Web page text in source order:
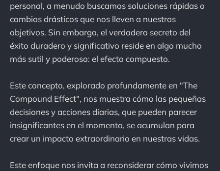
personal, a menudo buscamos soluciones rápidas o
cambios drásticos que nos lleven a nuestros
objetivos. Sin embargo, el verdadero secreto del
éxito duradero y significativo reside en algo mucho
más sutil y poderoso: el efecto compuesto.
Este concepto, explorado profundamente en "The
Compound Effect", nos muestra cómo las pequeñas
decisiones y acciones diarias, que pueden parecer
insignificantes en el momento, se acumulan para
crear un impacto extraordinario en nuestras vidas.
Este enfoque nos invita a reconsiderar cómo vivimos